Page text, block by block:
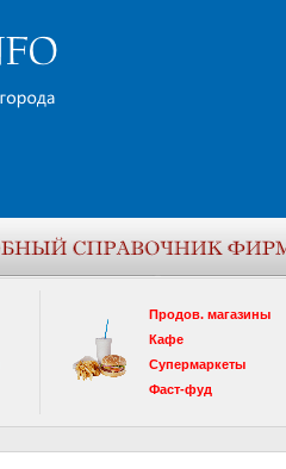
Продов. магазины
Кафе
Супермаркеты
Фаст-фуд